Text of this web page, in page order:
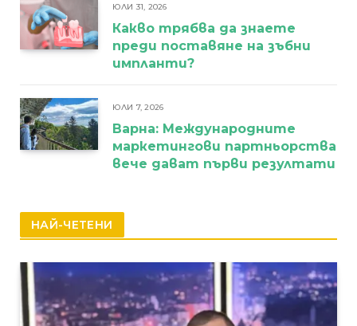
ЮЛИ 31, 2026
Какво трябва да знаете
преди поставяне на зъбни
импланти?
ЮЛИ 7, 2026
Варна: Международните
маркетингови партньорства
вече дават първи резултати
НАЙ-ЧЕТЕНИ